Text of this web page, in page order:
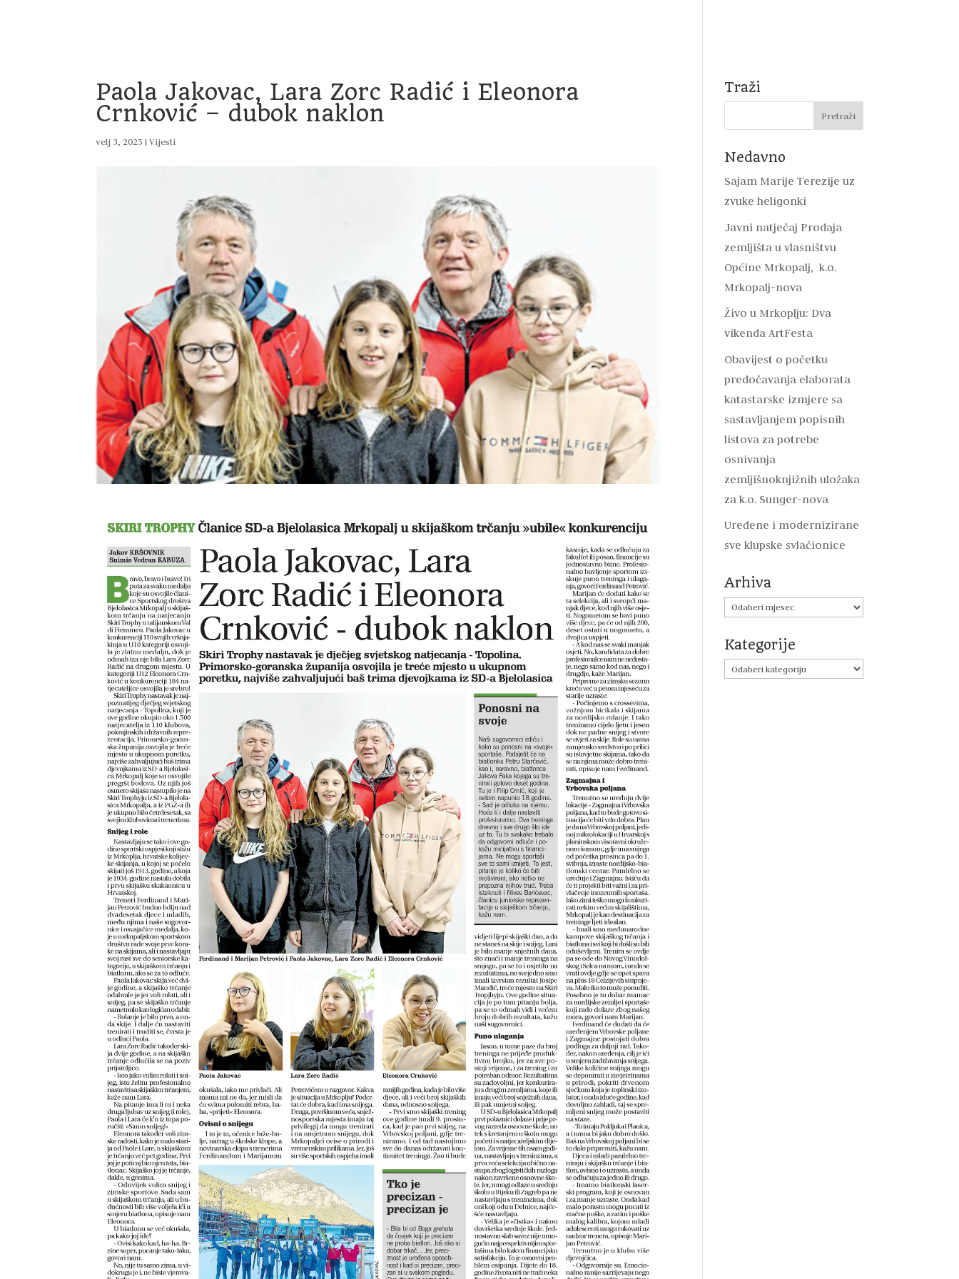
Paola Jakovac, Lara Zorc Radić i Eleonora
Crnković – dubok naklon
velj 3, 2025 |Vijesti
Traži
Nedavno
Sajam Marije Terezije uz
zvuke heligonki
Javni natječaj Prodaja
zemljišta u vlasništvu
Općine Mrkopalj, k.o.
Mrkopalj-nova
Živo u Mrkoplju: Dva
vikenda ArtFesta
Obavijest o početku
predočavanja elaborata
katastarske izmjere sa
sastavljanjem popisnih
listova za potrebe
osnivanja
zemljišnoknjižnih uložaka
za k.o. Sunger-nova
Uređene i modernizirane
sve klupske svlačionice
Arhiva
Arhiva
Kategorije
Kategorije